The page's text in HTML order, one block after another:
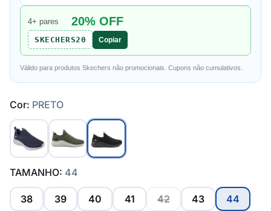
4+ pares 20% OFF
SKECHERS20 Copiar
Válido para produtos Skechers não promocionais. Cupons não cumulativos.
Cor: PRETO
TAMANHO: 44
38 39 40 41 42 43 44